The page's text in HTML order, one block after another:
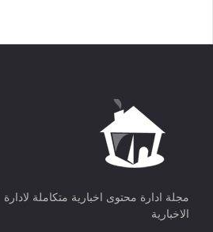
مجلة ادارة محتوى اخبارية متكاملة
الاخبارية